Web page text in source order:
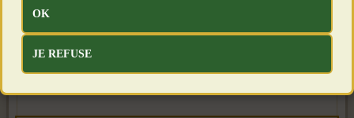
OK
JE REFUSE